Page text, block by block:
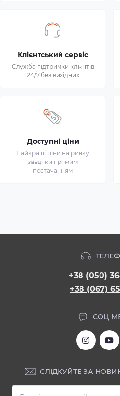
Клієнтський сервіс
Служба підтримки клієнтів
24/7 без вихідних
Доступні ціни
Найкращі ціни на ринку
завдяки прямим
постачанням
+38 (050)
+38 (067)
СОЦ
СЛІДКУЙТЕ ЗА